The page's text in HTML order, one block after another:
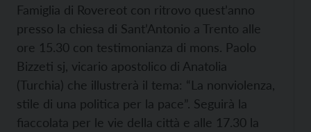
Famiglia di Rovereot con ritrovo quest’anno
presso la chiesa di Sant’Antonio a Trento alle
ore 15.30 con testimonianza di mons. Paolo
Bizzeti sj, vicario apostolico di Anatolia
(Turchia) che illustrerà il tema: “La nonviolenza,
stile di una politica per la pace”. Seguirà la
fiaccolata per le vie della città e alle 17.30 la